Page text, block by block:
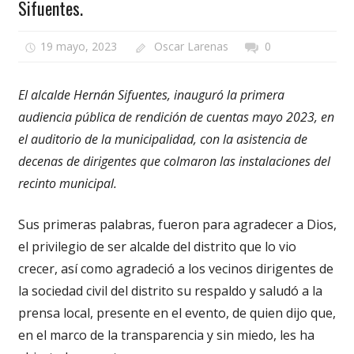
Sifuentes.
19 mayo, 2023 Oscar Larenas 0
El alcalde Hernán Sifuentes, inauguró la primera
audiencia pública de rendición de cuentas mayo 2023, en
el auditorio de la municipalidad, con la asistencia de
decenas de dirigentes que colmaron las instalaciones del
recinto municipal.
Sus primeras palabras, fueron para agradecer a Dios,
el privilegio de ser alcalde del distrito que lo vio
crecer, así como agradeció a los vecinos dirigentes de
la sociedad civil del distrito su respaldo y saludó a la
prensa local, presente en el evento, de quien dijo que,
en el marco de la transparencia y sin miedo, les ha